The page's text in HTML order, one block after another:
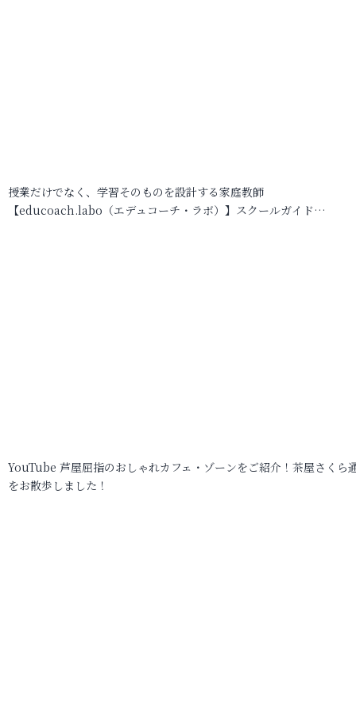
授業だけでなく、学習そのものを設計する家庭教師
【educoach.labo（エデュコーチ・ラボ）】スクールガイド…
YouTube 芦屋屈指のおしゃれカフェ・ゾーンをご紹介！茶屋さくら
をお散歩しました！